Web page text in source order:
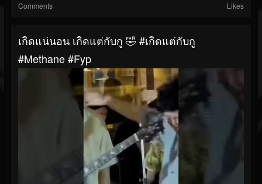
Comments Likes
เกิดแน่นอน เกิดแต่กับกู 🤣 #เกิดแต่กับกู
#Methane #fyp